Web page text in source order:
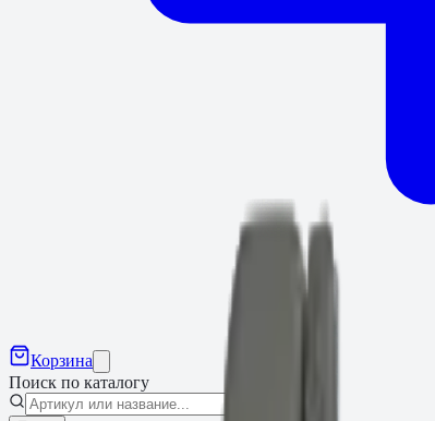
Корзина
Поиск по каталогу